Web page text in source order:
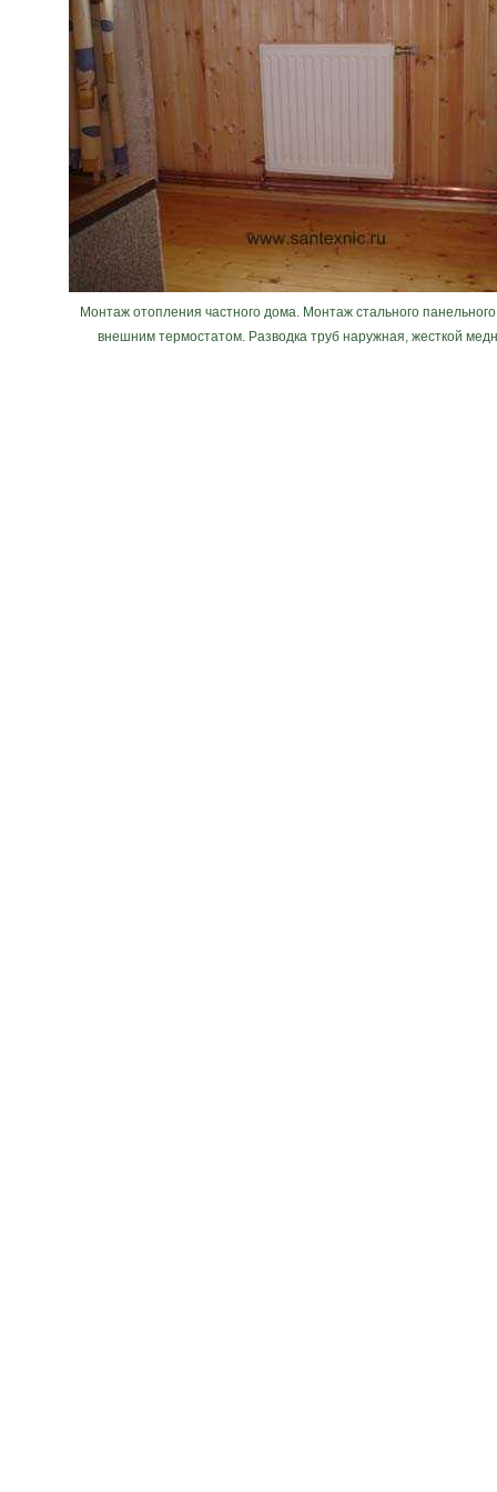
Монтаж отопления частного дома. Монтаж стального
внешним термостатом. Разводка труб наружная, жесткой